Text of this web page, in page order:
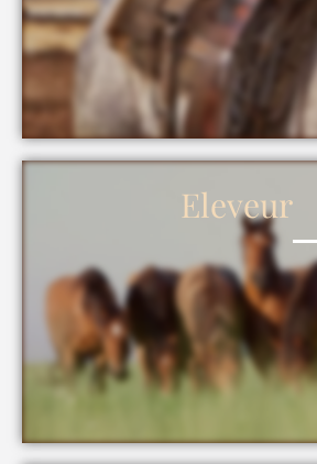
Eleveur